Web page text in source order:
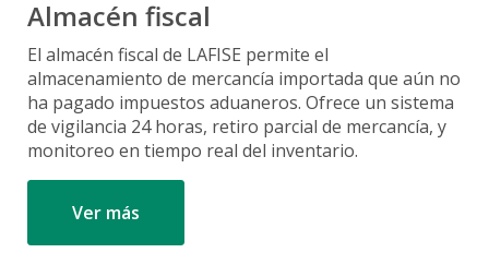
Almacén fiscal
El almacén fiscal de LAFISE permite el
almacenamiento de mercancía importada que aún no
ha pagado impuestos aduaneros. Ofrece un sistema
de vigilancia 24 horas, retiro parcial de mercancía, y
monitoreo en tiempo real del inventario.
Ver más